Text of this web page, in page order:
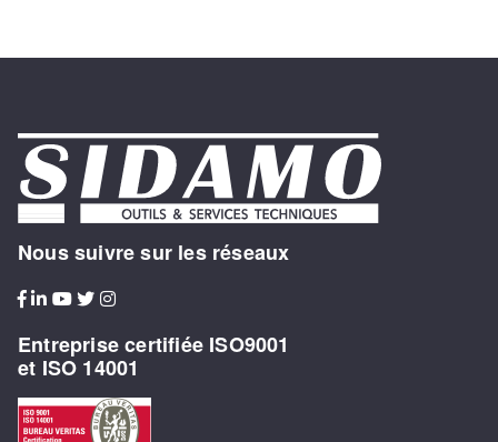
Nous suivre sur les réseaux
Entreprise certifiée ISO9001
et ISO 14001